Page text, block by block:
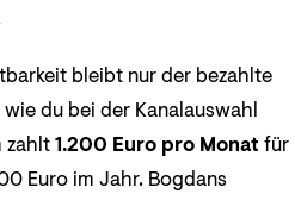
bleibt nur der bezahlte
du bei der Kanalauswahl
zahlt1.200 Euro pro Monat für
Euro im Jahr. Bogdans